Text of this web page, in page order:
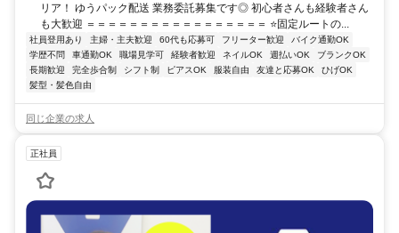
リア！ ゆうパック配送 業務委託募集です◎ 初心者さんも経験者さん
も大歓迎 ＝＝＝＝＝＝＝＝＝＝＝＝＝＝＝＝＝ ⭐固定ルートの...
社員登用あり 主婦・主夫歓迎 60代も応募可 フリーター歓迎
バイク通勤OK
学歴不問
車通勤OK 職場見学可 経験者歓迎 ネイルOK 週払いOK
ブランクOK
長期歓迎
完全歩合制 シフト制 ピアスOK 服装自由 友達と応募OK
ひげOK
髪型・髪色自由
同じ企業の求人
正社員